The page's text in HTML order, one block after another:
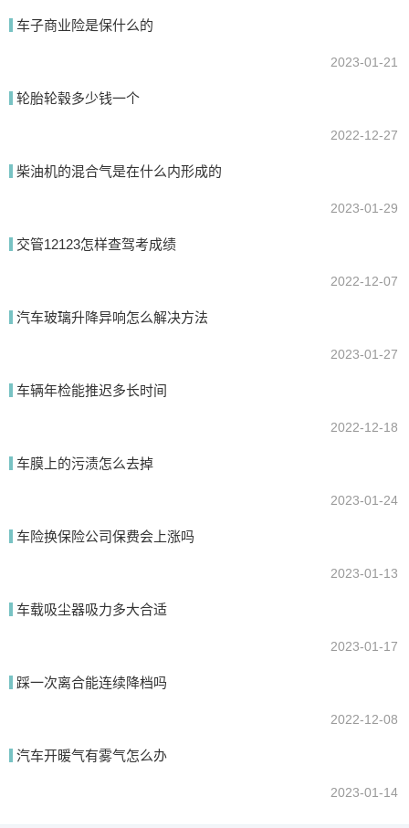
车子商业险是保什么的
2023-01-21
轮胎轮毂多少钱一个
2022-12-27
柴油机的混合气是在什么内形成的
2023-01-29
交管12123怎样查驾考成绩
2022-12-07
汽车玻璃升降异响怎么解决方法
2023-01-27
车辆年检能推迟多长时间
2022-12-18
车膜上的污渍怎么去掉
2023-01-24
车险换保险公司保费会上涨吗
2023-01-13
车载吸尘器吸力多大合适
2023-01-17
踩一次离合能连续降档吗
2022-12-08
汽车开暖气有雾气怎么办
2023-01-14